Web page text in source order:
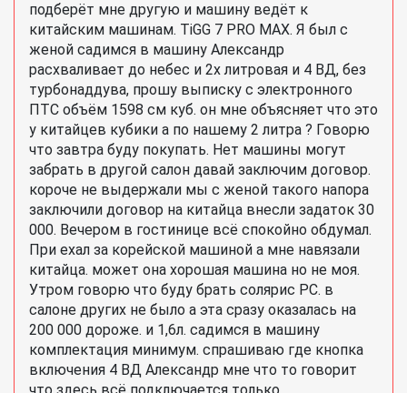
подберёт мне другую и машину ведёт к
китайским машинам. TiGG 7 PRO MAX. Я был с
женой садимся в машину Александр
расхваливает до небес и 2х литровая и 4 ВД, без
турбонаддува, прошу выписку с электронного
ПТС объём 1598 см куб. он мне объясняет что это
у китайцев кубики а по нашему 2 литра ? Говорю
что завтра буду покупать. Нет машины могут
забрать в другой салон давай заключим договор.
короче не выдержали мы с женой такого напора
заключили договор на китайца внесли задаток 30
000. Вечером в гостинице всё спокойно обдумал.
При ехал за корейской машиной а мне навязали
китайца. может она хорошая машина но не моя.
Утром говорю что буду брать солярис РС. в
салоне других не было а эта сразу оказалась на
200 000 дороже. и 1,6л. садимся в машину
комплектация минимум. спрашиваю где кнопка
включения 4 ВД Александр мне что то говорит